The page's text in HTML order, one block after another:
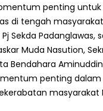
penting
di tengah
Sekda Padanglawas,
Muda Nasution,
Bendahara
penting
masyarakat